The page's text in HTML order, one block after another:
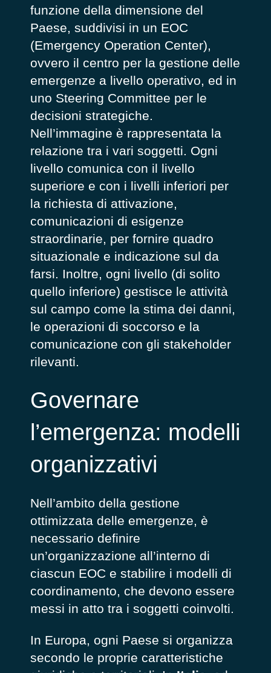
funzione della dimensione del
Paese, suddivisi in un EOC
(Emergency Operation Center),
ovvero il centro per la gestione delle
emergenze a livello operativo, ed in
uno Steering Committee per le
decisioni strategiche.
Nell’immagine è rappresentata la
relazione tra i vari soggetti. Ogni
livello comunica con il livello
superiore e con i livelli inferiori per
la richiesta di attivazione,
comunicazioni di esigenze
straordinarie, per fornire quadro
situazionale e indicazione sul da
farsi. Inoltre, ogni livello (di solito
quello inferiore) gestisce le attività
sul campo come la stima dei danni,
le operazioni di soccorso e la
comunicazione con gli stakeholder
rilevanti.
Governare
l’emergenza: modelli
organizzativi
Nell’ambito della gestione
ottimizzata delle emergenze, è
necessario definire
un’organizzazione all’interno di
ciascun EOC e stabilire i modelli di
coordinamento, che devono essere
messi in atto tra i soggetti coinvolti.
In Europa, ogni Paese si organizza
secondo le proprie caratteristiche